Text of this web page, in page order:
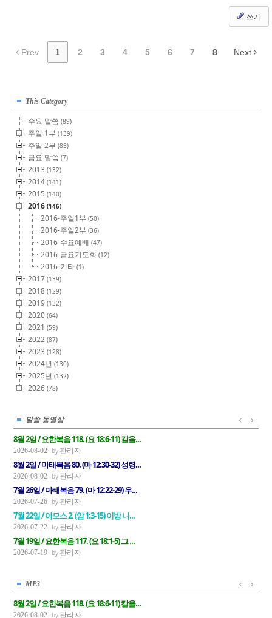
쓰기
Prev 1 2 3 4 5 6 7 8 Next
This Category
수요 말씀(89)
주일 1부(139)
주일 2부(85)
금요 말씀(7)
2013(132)
2014(141)
2015(140)
2016(146)
2016-주일1부(50)
2016-주일2부(36)
2016-수요예배(47)
2016-금요기도회(12)
2016-기타(1)
2017(139)
2018(129)
2019(132)
2020(64)
2021(59)
2022(87)
2023(128)
2024년(130)
2025년(132)
2026(78)
말씀 동영상
8월 2일 / 요한복음 118. (요 18:6-11) 칼을...
2026-08-02 관리자
8월 2일 / 마태복음 80. (마 12:30-32) 성령...
2026-08-02 관리자
7월 26일 / 마태복음 79. (마 12:22-29) 우...
2026-07-26 관리자
7월 22일 / 아모스 2. (암 1:3-15) 이방 나...
2026-07-22 관리자
7월 19일 / 요한복음 117. (요 18:1-5) 그 ...
2026-07-19 관리자
MP3
8월 2일 / 요한복음 118. (요 18:6-11) 칼을...
2026-08-02 관리자